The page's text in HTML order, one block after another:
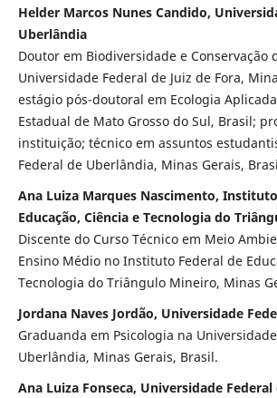
Helder Marcos Nunes Candido,
Uberlândia
Doutor em Biodiversidade e Conservação
Universidade Federal de Juiz de Fora,
estágio pós-doutoral em Ecologia
Estadual de Mato Grosso do Sul, Brasil;
instituição; técnico em assuntos
Federal de Uberlândia, Minas Gerais,
Ana Luiza Marques Nascimento,
Educação, Ciência e Tecnologia do
Discente do Curso Técnico em Meio
Ensino Médio no Instituto Federal de
Tecnologia do Triângulo Mineiro, Minas
Jordana Naves Jordão, Universidade
Graduanda em Psicologia na
Uberlândia, Minas Gerais, Brasil.
Ana Luiza Fonseca, Universidade